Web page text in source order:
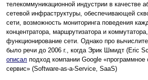
телекоммуникационной индустрии в качестве
сетевой инфраструктуры, обеспечивающей
сети, возможность мониторинга поведения
концентратора, маршрутизатора и
функционирование сети. Однако про
было речи до 2006 г., когда Эрик Шмидт (Eric
описал подход компании Google «программное
сервис» (Software-as-a-Service, SaaS)